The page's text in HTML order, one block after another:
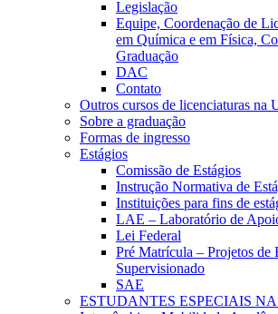
Legislação
Equipe, Coordenação de
em Química e em Física,
Graduação
DAC
Contato
Outros cursos de licenciaturas
Sobre a graduação
Formas de ingresso
Estágios
Comissão de Estágios
Instrução Normativa de
Instituições para fins de
LAE – Laboratório de
Lei Federal
Pré Matrícula – Projetos de
Supervisionado
SAE
ESTUDANTES ESPECIAIS